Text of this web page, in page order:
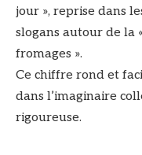
jour », reprise dans
slogans autour de la
fromages ».
Ce chiffre rond et
dans l’imaginaire
rigoureuse.